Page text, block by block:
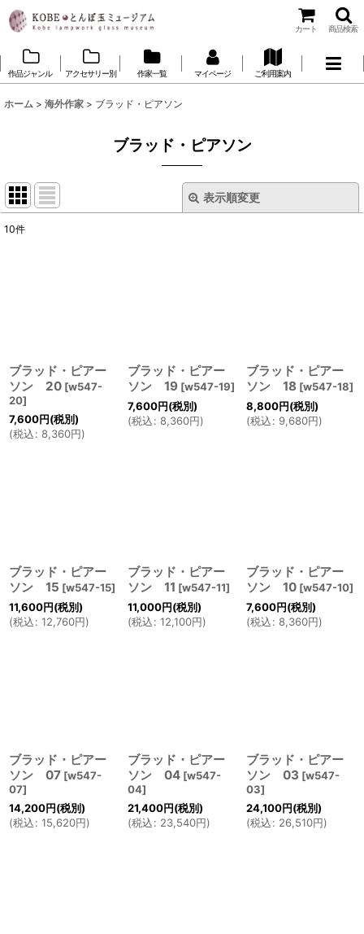
カート 商品検索
作品ジャンル アクセサリー別 作家一覧 マイページ ご利用案内
ホーム > 海外作家 > ブラッド・ピアソン
ブラッド・ピアソン
表示順変更
10件
ブラッド・ピアー
ソン 20 [w547-
20]
7,600円(税別)
(税込: 8,360円)
ブラッド・ピアー
ソン 19 [w547-19]
7,600円(税別)
(税込: 8,360円)
ブラッド・ピアー
ソン 18 [w547-18]
8,800円(税別)
(税込: 9,680円)
ブラッド・ピアー
ソン 15 [w547-15]
11,600円(税別)
(税込: 12,760円)
ブラッド・ピアー
ソン 11 [w547-11]
11,000円(税別)
(税込: 12,100円)
ブラッド・ピアー
ソン 10 [w547-10]
7,600円(税別)
(税込: 8,360円)
ブラッド・ピアー
ソン 07 [w547-
07]
14,200円(税別)
(税込: 15,620円)
ブラッド・ピアー
ソン 04 [w547-
04]
21,400円(税別)
(税込: 23,540円)
ブラッド・ピアー
ソン 03 [w547-
03]
24,100円(税別)
(税込: 26,510円)